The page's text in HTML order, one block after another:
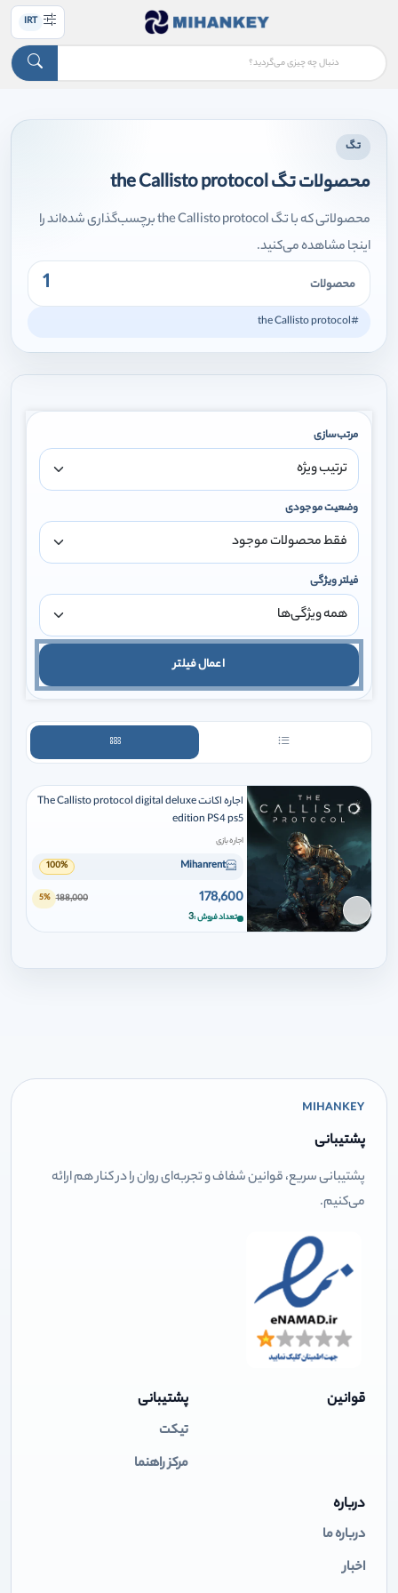
IRT
تگ
محصولات تگ the Callisto protocol
محصولاتی که با تگ the Callisto protocol برچسب‌گذاری شده‌اند را
اینجا مشاهده می‌کنید.
محصولات 1
#the Callisto protocol
مرتب‌سازی
وضعیت موجودی
فیلتر ویژگی
اعمال فیلتر
برای افزودن وارد شوید
اجاره اکانت The Callisto protocol digital deluxe
edition PS4 ps5
اجاره بازی
Mihanrent
100%
178,600
188,000
5%
تعداد فروش 3
MIHANKEY
پشتیبانی
پشتیبانی سریع، قوانین شفاف و تجربه‌ای روان را در کنار هم ارائه
می‌کنیم.
قوانین پشتیبانی
تیکت
مرکز راهنما
درباره
درباره ما
اخبار